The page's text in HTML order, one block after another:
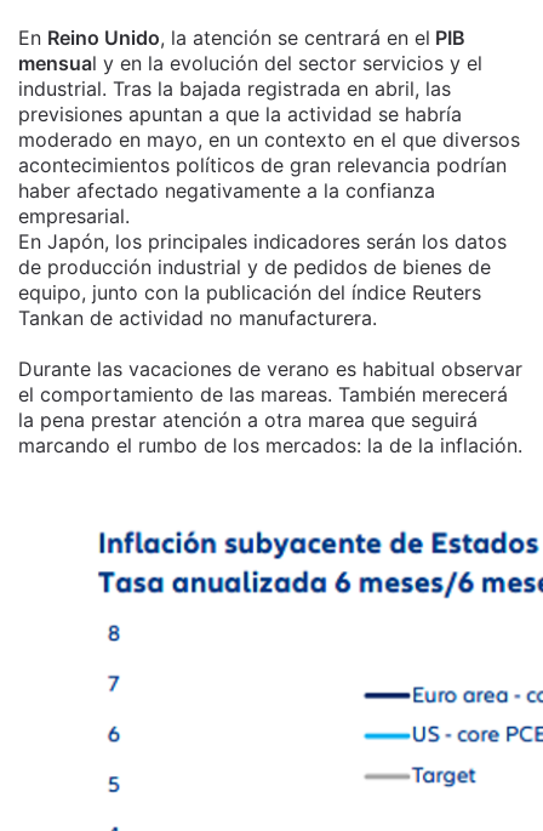
En Reino Unido, la atención se centrará en el PIB
mensual y en la evolución del sector servicios y el
industrial. Tras la bajada registrada en abril, las
previsiones apuntan a que la actividad se habría
moderado en mayo, en un contexto en el que diversos
acontecimientos políticos de gran relevancia podrían
haber afectado negativamente a la confianza
empresarial.
En Japón, los principales indicadores serán los datos
de producción industrial y de pedidos de bienes de
equipo, junto con la publicación del índice Reuters
Tankan de actividad no manufacturera.
Durante las vacaciones de verano es habitual observar
el comportamiento de las mareas. También merecerá
la pena prestar atención a otra marea que seguirá
marcando el rumbo de los mercados: la de la inflación.